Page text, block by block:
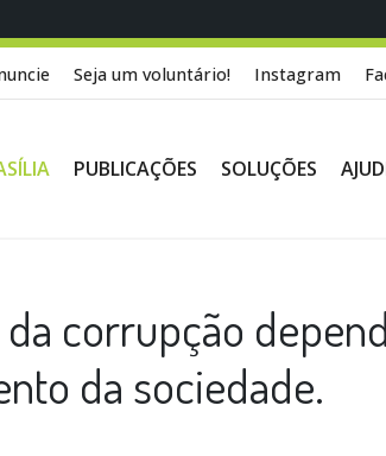
Seja um voluntário! Instagram
PUBLICAÇÕES SOLUÇÕES
corrupção
da sociedade.